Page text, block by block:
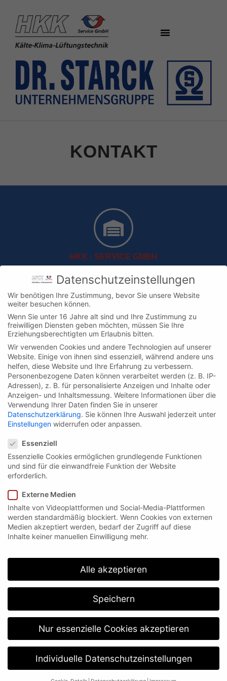
KONTAKT
HKK - SERVICE GMBH
Hans-Böckler-Straße 10 D-47877 Willich
+49 (0) 2154 / 9217-30
Sie erklären sich damit einverstanden, dass Ihre
Daten zur Bearbeitung Ihres Anliegens verwendet
werden. Weitere Informationen und
Widerrufshinweise finden Sie in der
Datenschutzerklärung
Datenschutzeinstellungen
Wir benötigen Ihre Zustimmung, bevor Sie unsere Website
weiter besuchen können.
Wenn Sie unter 16 Jahre alt sind und Ihre Zustimmung zu
freiwilligen Diensten geben möchten, müssen Sie Ihre
Erziehungsberechtigten um Erlaubnis bitten.
Wir verwenden Cookies und andere Technologien auf unserer
Website. Einige von ihnen sind essenziell, während andere uns
helfen, diese Website und Ihre Erfahrung zu verbessern.
Personenbezogene Daten können verarbeitet werden (z. B. IP-
Adressen), z. B. für personalisierte Anzeigen und Inhalte oder
Anzeigen- und Inhaltsmessung. Weitere Informationen über die
Verwendung Ihrer Daten finden Sie in unserer
Datenschutzerklärung. Sie können Ihre Auswahl jederzeit unter
Einstellungen widerrufen oder anpassen.
Essenziell
Essenzielle Cookies ermöglichen grundlegende Funktionen
und sind für die einwandfreie Funktion der Website
erforderlich.
Externe Medien
Inhalte von Videoplattformen und Social-Media-Plattformen
werden standardmäßig blockiert. Wenn Cookies von externen
Medien akzeptiert werden, bedarf der Zugriff auf diese
Inhalte keiner manuellen Einwilligung mehr.
Alle akzeptieren
Speichern
Nur essenzielle Cookies akzeptieren
Individuelle Datenschutzeinstellungen